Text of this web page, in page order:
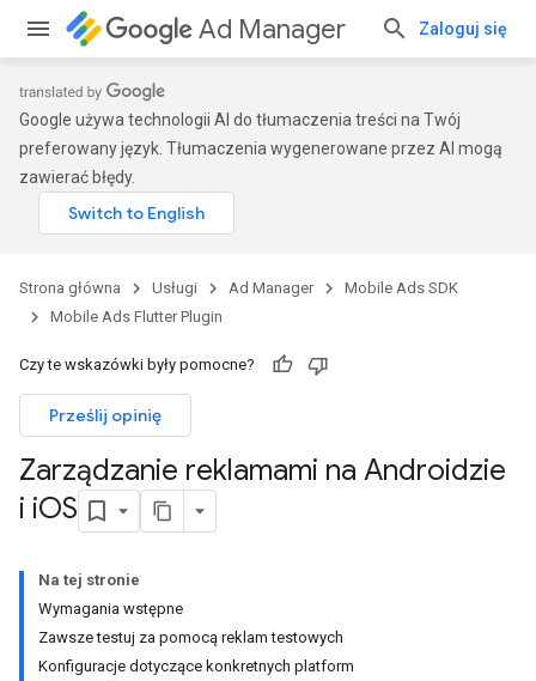
Ad Manager Zaloguj się
Google używa technologii AI do tłumaczenia treści na Twój
preferowany język. Tłumaczenia wygenerowane przez AI mogą
zawierać błędy.
Strona główna Usługi Ad Manager
Mobile Ads SDK
Mobile Ads Flutter Plugin
Czy te wskazówki były pomocne?
Prześlij opinię
Zarządzanie reklamami na Androidzie
i iOS
Na tej stronie
Wymagania wstępne
Zawsze testuj za pomocą reklam testowych
Konfiguracje dotyczące konkretnych platform